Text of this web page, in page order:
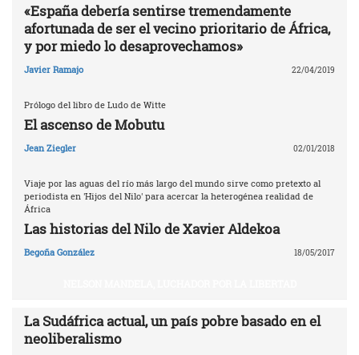
«España debería sentirse tremendamente
afortunada de ser el vecino prioritario de África,
y por miedo lo desaprovechamos»
Javier Ramajo 22/04/2019
Prólogo del libro de Ludo de Witte
El ascenso de Mobutu
Jean Ziegler 02/01/2018
Viaje por las aguas del río más largo del mundo sirve como pretexto al
periodista en 'Hijos del Nilo' para acercar la heterogénea realidad de
África
Las historias del Nilo de Xavier Aldekoa
Begoña González 18/05/2017
La Sudáfrica actual, un país pobre basado en el
neoliberalismo